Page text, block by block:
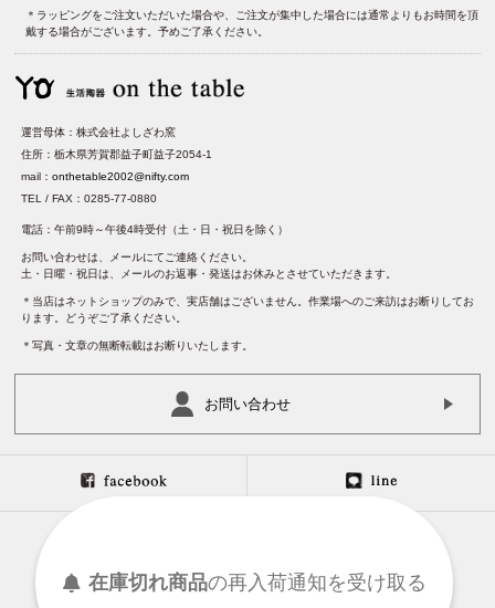
＊ラッピングをご注文いただいた場合や、ご注文が集中した場合には通常よりもお時間を頂
戴する場合がございます。予めご了承ください。
運営母体：株式会社よしざわ窯
住所：栃木県芳賀郡益子町益子2054-1
mail：onthetable2002@nifty.com
TEL / FAX：0285-77-0880
電話：午前9時～午後4時受付（土・日・祝日を除く）
お問い合わせは、メールにてご連絡ください。
土・日曜・祝日は、メールのお返事・発送はお休みとさせていただきます。
＊当店はネットショップのみで、実店舗はございません。作業場へのご来訪はお断りしてお
ります。どうぞご了承ください。
＊写真・文章の無断転載はお断りいたします。
お問い合わせ
在庫切れ商品の再入荷通知を受け取る